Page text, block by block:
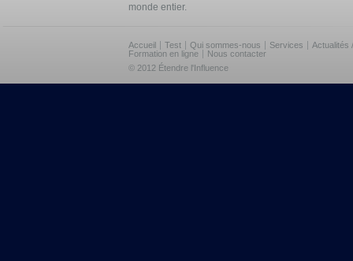
monde entier.
Accueil Test Qui sommes-nous Services
Actualités
Formation en ligne
Nous contacter
© 2012 Étendre l'Influence